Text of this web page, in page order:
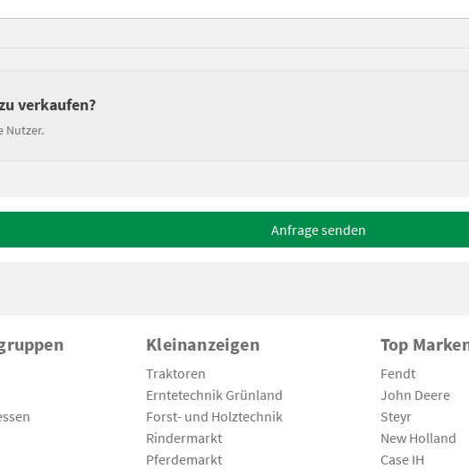
verkaufen?
Nutzer.
Anfrage senden
Kleinanzeigen
Traktoren
Erntetechnik Grünland
Forst- und Holztechnik
Rindermarkt
Pferdemarkt
Top
Fendt
John Deere
Steyr
New Holland
Case IH